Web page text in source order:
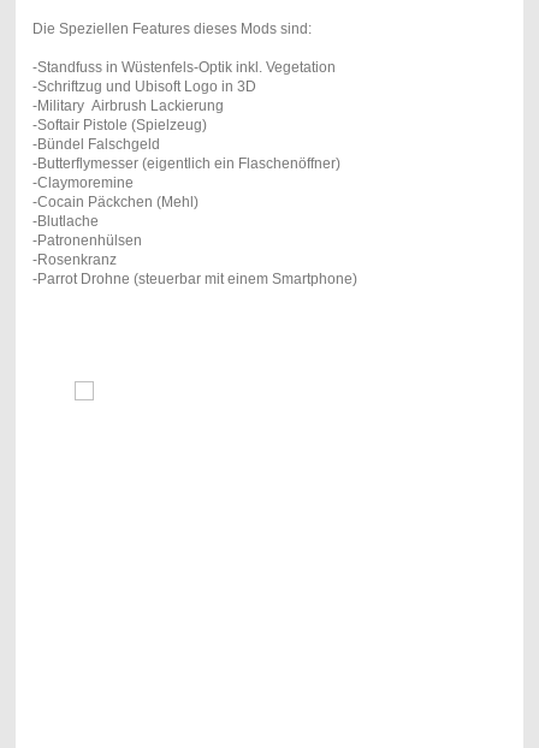
Die Speziellen Features dieses Mods sind:
-Standfuss in Wüstenfels-Optik inkl. Vegetation
-Schriftzug und Ubisoft Logo in 3D
-Military Airbrush Lackierung
-Softair Pistole (Spielzeug)
-Bündel Falschgeld
-Butterflymesser (eigentlich ein Flaschenöffner)
-Claymoremine
-Cocain Päckchen (Mehl)
-Blutlache
-Patronenhülsen
-Rosenkranz
-Parrot Drohne (steuerbar mit einem Smartphone)